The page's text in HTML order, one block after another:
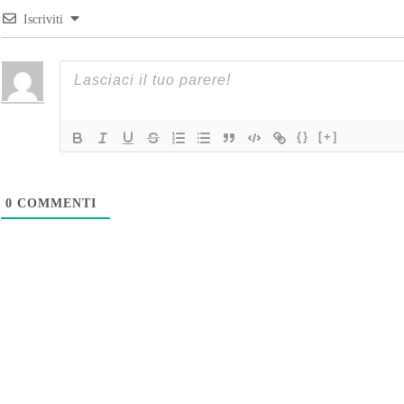
Iscriviti
{} [+]
0 COMMENTI